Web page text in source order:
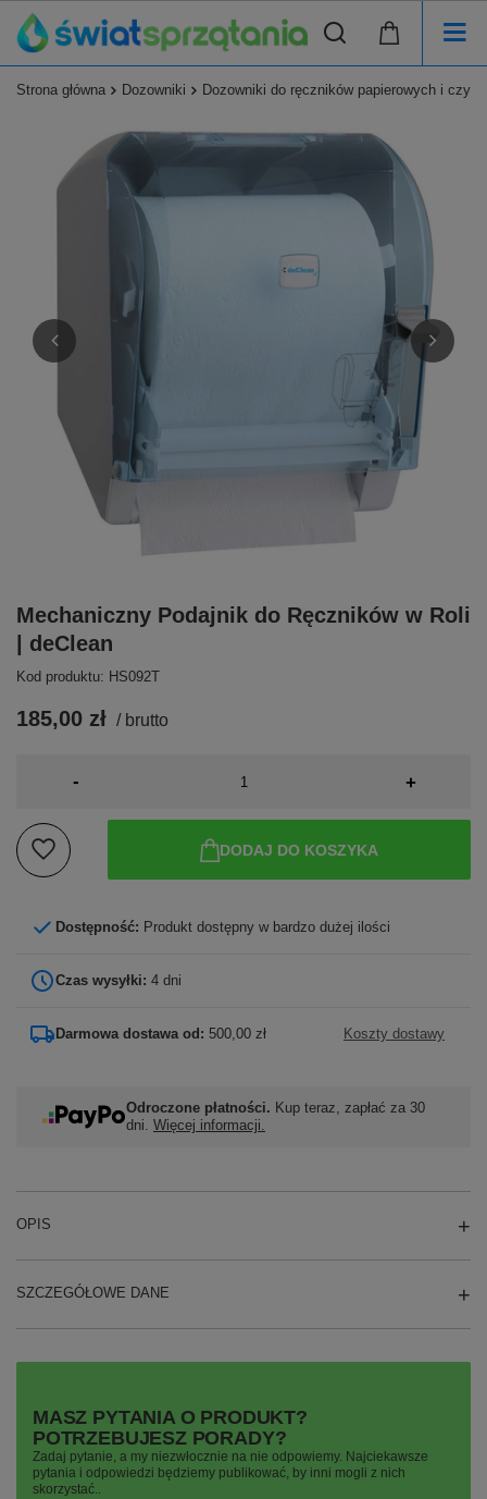
Strona główna Dozowniki Dozowniki do ręczników papierowych i
Mechaniczny Podajnik do Ręczników w Roli
| deClean
Kod produktu: HS092T
185,00 zł / brutto
- +
DODAJ DO KOSZYKA
Dostępność: Produkt dostępny w bardzo dużej ilości
Czas wysyłki: 4 dni
Darmowa dostawa od: 500,00 zł Koszty dostawy
Odroczone płatności. Kup teraz, zapłać za 30
dni. Więcej informacji.
OPIS
SZCZEGÓŁOWE DANE
MASZ PYTANIA O PRODUKT?
POTRZEBUJESZ PORADY?
Zadaj pytanie, a my niezwłocznie na nie odpowiemy. Najciekawsze
pytania i odpowiedzi będziemy publikować, by inni mogli z nich
skorzystać..